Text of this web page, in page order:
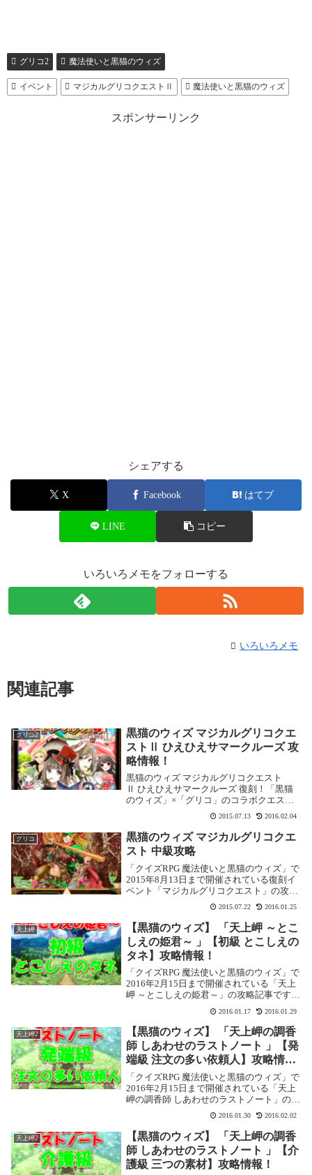
グリコ2 魔法使いと黒猫のウィズ
イベント マジカルグリコクエストⅡ 魔法使いと黒猫のウィズ
スポンサーリンク
シェアする
X Facebook はてブ
LINE コピー
いろいろメモをフォローする
いろいろメモ
関連記事
グリコ2
黒猫のウィズ マジカルグリコクエ
ストⅡ ひえひえサマークルーズ 攻
略情報！
黒猫のウィズ マジカルグリコクエスト
Ⅱ ひえひえサマークルーズ 復刻！「黒猫
のウィズ」×「グリコ」のコラボクエスト
第2弾、「ひえひえサマークルーズ」が復
刻しました！開催期間2015年7月13日
16:00 ～ 2015年8月13日 15:5...
2015.07.13 2016.02.04
グリコ
黒猫のウィズ マジカルグリコクエ
スト 中級攻略
「クイズRPG 魔法使いと黒猫のウィズ」で
2015年8月13日まで開催されている復刻イ
ベント「マジカルグリコクエスト」の攻略
記事です。 ここでは中級「コロンの弟分」
を攻略します。 中級の攻略基本情報消費魔
力：初回クリアまで：0／2回目以降：...
2015.07.22 2016.01.25
天上岬
【黒猫のウィズ】 「天上岬 ～とこ
しえの姫君～ 」【初級 とこしえの
タネ】攻略情報！
「クイズRPG 魔法使いと黒猫のウィズ」で
2016年2月15日まで開催されている「天上
岬 ～とこしえの姫君～」の攻略記事です。
ここでは【初級 とこしえのタネ】を攻略し
ます。天上岬 ～とこしえの姫君～ 【初級
とこしえのタネ】基本情報イベント...
2016.01.17 2016.01.29
天上岬2
【黒猫のウィズ】 「天上岬の調香
師 しあわせのラストノート 」【発
端級 注文の多い依頼人】攻略情
報！
「クイズRPG 魔法使いと黒猫のウィズ」で
2016年2月15日まで開催されている「天上
岬の調香師 しあわせのラストノート」の攻
略記事です。ここでは【発端級 注文の多い
依頼人】を攻略します。天上岬の調香師 し
あわせのラストノート 【発端級 注...
2016.01.30 2016.02.02
天上岬2
【黒猫のウィズ】 「天上岬の調香
師 しあわせのラストノート 」【介
護級 三つの素材】攻略情報！